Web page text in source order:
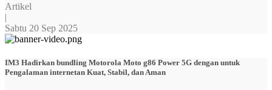
Artikel
|
Sabtu 20 Sep 2025
IM3 Hadirkan bundling Motorola Moto g86 Power 5G dengan untuk
Pengalaman internetan Kuat, Stabil, dan Aman